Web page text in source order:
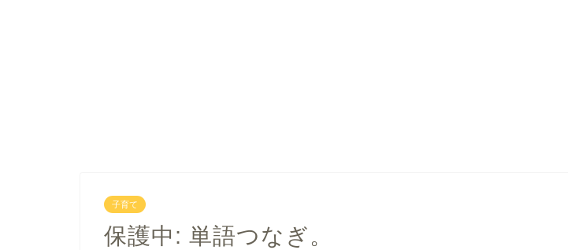
子育て
保護中: 単語つなぎ。